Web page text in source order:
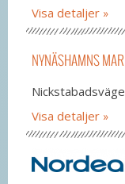
Visa detaljer
NYNÄSHAMNS
Visa detaljer